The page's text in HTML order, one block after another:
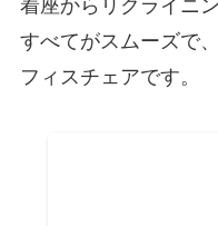
すべてがスムーズで
フィスチェアです。